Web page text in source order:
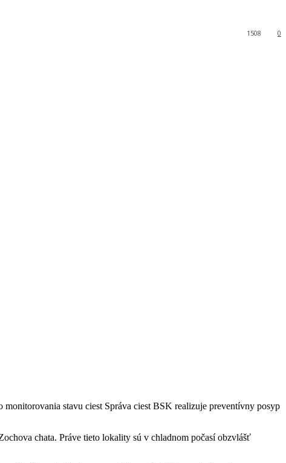
0
1508
stavu ciest Správa ciest BSK realizuje preventívny posyp
chata. Práve tieto lokality sú v chladnom počasí obzvlášť